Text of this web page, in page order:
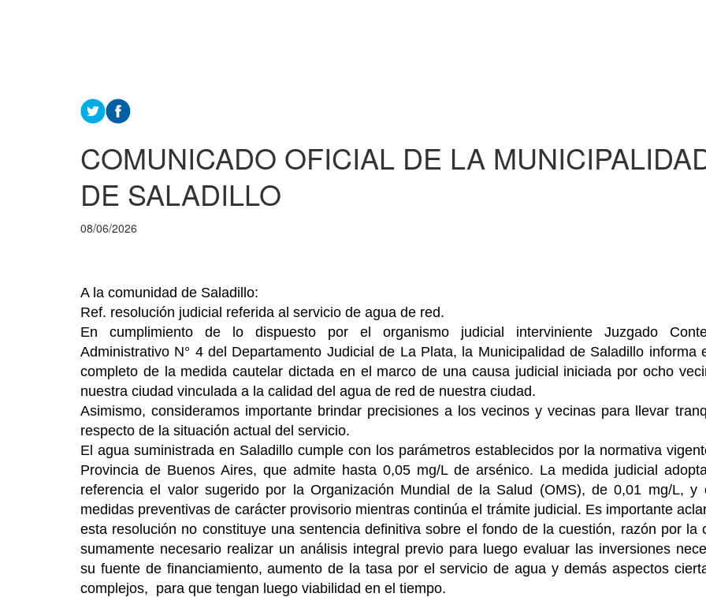
COMUNICADO OFICIAL DE LA
DE SALADILLO
08/06/2026
A la comunidad de Saladillo:
Ref. resolución judicial referida al servicio de agua de red.
En cumplimiento de lo dispuesto por el organismo judicial interviniente Juzgado
Administrativo N° 4 del Departamento Judicial de La Plata, la Municipalidad de Saladillo informa
completo de la medida cautelar dictada en el marco de una causa judicial iniciada por ocho
nuestra ciudad vinculada a la calidad del agua de red de nuestra ciudad.
Asimismo, consideramos importante brindar precisiones a los vecinos y vecinas para llevar
respecto de la situación actual del servicio.
El agua suministrada en Saladillo cumple con los parámetros establecidos por la normativa
Provincia de Buenos Aires, que admite hasta 0,05 mg/L de arsénico. La medida judicial
referencia el valor sugerido por la Organización Mundial de la Salud (OMS), de 0,01 mg/L, y
medidas preventivas de carácter provisorio mientras continúa el trámite judicial. Es importante
esta resolución no constituye una sentencia definitiva sobre el fondo de la cuestión, razón por la
sumamente necesario realizar un análisis integral previo para luego evaluar las inversiones
su fuente de financiamiento, aumento de la tasa por el servicio de agua y demás aspectos
complejos, para que tengan luego viabilidad en el tiempo.